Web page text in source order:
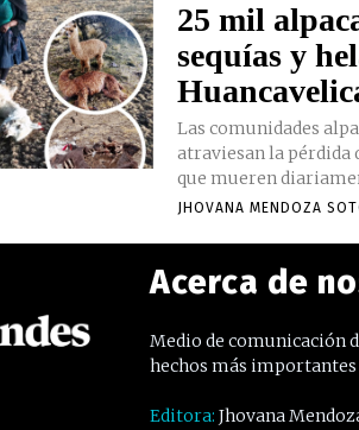
25 mil
sequías y
Las comunidades
atraviesan la pérdida
que mueren
JHOVANA MENDOZA
Acerca de
Medio de comunicación
hechos más importantes
Editora: Jhovana